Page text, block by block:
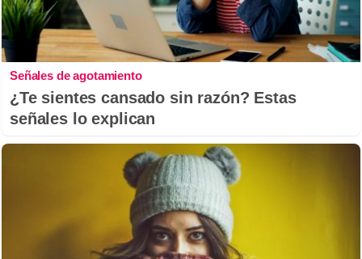
Señales de agotamiento
¿Te sientes cansado sin razón? Estas
señales lo explican